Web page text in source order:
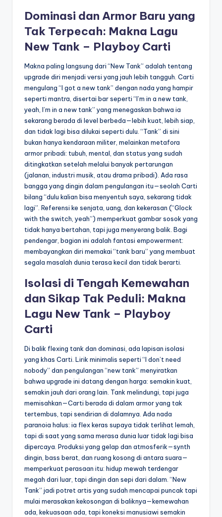
Dominasi dan Armor Baru yang
Tak Terpecah: Makna Lagu
New Tank – Playboy Carti
Makna paling langsung dari “New Tank” adalah tentang
upgrade diri menjadi versi yang jauh lebih tangguh. Carti
mengulang “I got a new tank” dengan nada yang hampir
seperti mantra, disertai bar seperti “I’m in a new tank,
yeah, I’m in a new tank” yang menegaskan bahwa ia
sekarang berada di level berbeda—lebih kuat, lebih siap,
dan tidak lagi bisa dilukai seperti dulu. “Tank” di sini
bukan hanya kendaraan militer, melainkan metafora
armor pribadi: tubuh, mental, dan status yang sudah
ditingkatkan setelah melalui banyak pertarungan
(jalanan, industri musik, atau drama pribadi). Ada rasa
bangga yang dingin dalam pengulangan itu—seolah Carti
bilang “dulu kalian bisa menyentuh saya, sekarang tidak
lagi”. Referensi ke senjata, uang, dan kekerasan (“Glock
with the switch, yeah”) memperkuat gambar sosok yang
tidak hanya bertahan, tapi juga menyerang balik. Bagi
pendengar, bagian ini adalah fantasi empowerment:
membayangkan diri memakai “tank baru” yang membuat
segala masalah dunia terasa kecil dan tidak berarti.
Isolasi di Tengah Kemewahan
dan Sikap Tak Peduli: Makna
Lagu New Tank – Playboy
Carti
Di balik flexing tank dan dominasi, ada lapisan isolasi
yang khas Carti. Lirik minimalis seperti “I don’t need
nobody” dan pengulangan “new tank” menyiratkan
bahwa upgrade ini datang dengan harga: semakin kuat,
semakin jauh dari orang lain. Tank melindungi, tapi juga
memisahkan—Carti berada di dalam armor yang tak
tertembus, tapi sendirian di dalamnya. Ada nada
paranoia halus: ia flex keras supaya tidak terlihat lemah,
tapi di saat yang sama merasa dunia luar tidak lagi bisa
dipercaya. Produksi yang gelap dan atmosferik—synth
dingin, bass berat, dan ruang kosong di antara suara—
memperkuat perasaan itu: hidup mewah terdengar
megah dari luar, tapi dingin dan sepi dari dalam. “New
Tank” jadi potret artis yang sudah mencapai puncak tapi
mulai merasakan kekosongan di baliknya—kemewahan
ada, kekuasaan ada, tapi koneksi manusiawi semakin